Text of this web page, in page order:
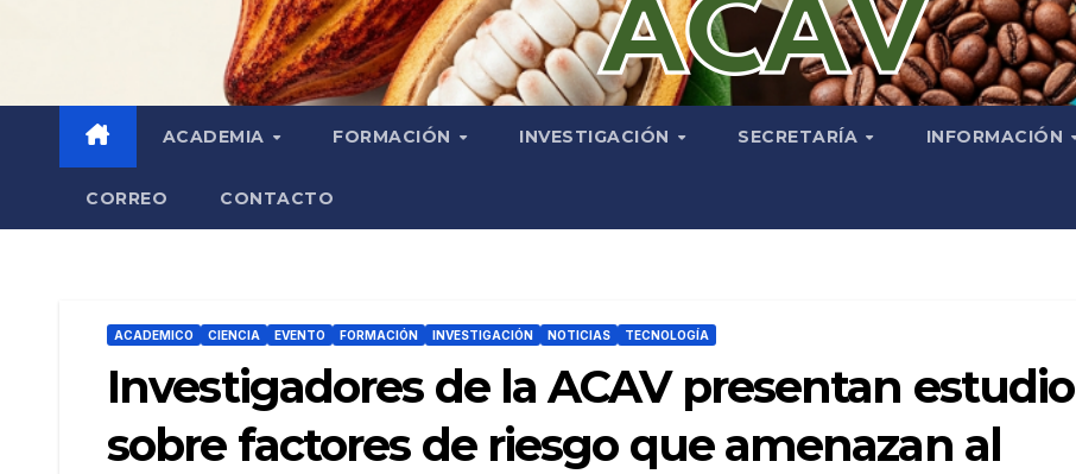
ACADEMIA FORMACIÓN INVESTIGACIÓN SECRETARÍA INFORMACIÓN
CORREO CONTACTO
ACADEMICO CIENCIA EVENTO FORMACIÓN INVESTIGACIÓN NOTICIAS TECNOLOGÍA
Investigadores de la ACAV presentan estudio
sobre factores de riesgo que amenazan al